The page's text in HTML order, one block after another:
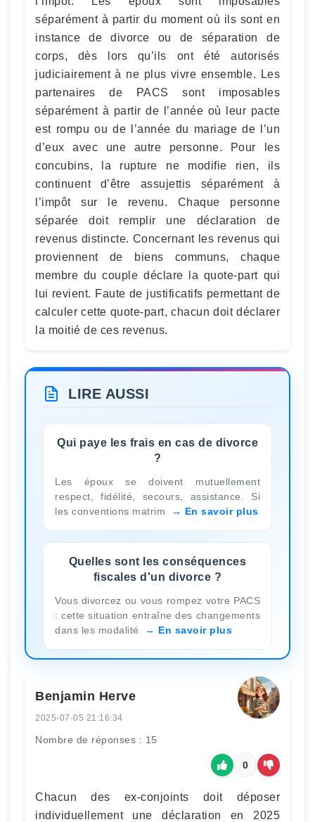
séparément à partir du moment où ils sont en
instance de divorce ou de séparation de
corps, dès lors qu’ils ont été autorisés
judiciairement à ne plus vivre ensemble. Les
partenaires de PACS sont imposables
séparément à partir de l’année où leur pacte
est rompu ou de l’année du mariage de l’un
d’eux avec une autre personne. Pour les
concubins, la rupture ne modifie rien, ils
continuent d’être assujettis séparément à
l’impôt sur le revenu. Chaque personne
séparée doit remplir une déclaration de
revenus distincte. Concernant les revenus qui
proviennent de biens communs, chaque
membre du couple déclare la quote-part qui
lui revient. Faute de justificatifs permettant de
calculer cette quote-part, chacun doit déclarer
la moitié de ces revenus.
LIRE AUSSI
Qui paye les frais en cas de divorce
?
Les époux se doivent mutuellement
respect, fidélité, secours, assistance. Si
les conventions matrim
En savoir plus
Quelles sont les conséquences
fiscales d'un divorce ?
Vous divorcez ou vous rompez votre PACS
: cette situation entraîne des changements
dans les modalité
En savoir plus
Benjamin Herve
2025-07-05 21:16:34
Nombre de réponses : 15
0
Chacun des ex-conjoints doit déposer
individuellement une déclaration en 2025